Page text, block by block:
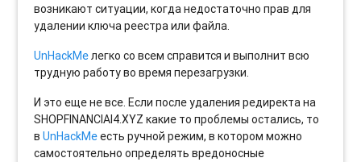
возникают ситуации, когда недостаточно прав для
удалении ключа реестра или файла.
UnHackMeлегко со всем справится и выполнит всю
трудную работу во время перезагрузки.
И это еще не все. Если после удаления редиректа на
SHOPFINANCIAI4.XYZ какие то проблемы остались, то
вUnHackMeесть ручной режим, в котором можно
самостоятельно определять вредоносные